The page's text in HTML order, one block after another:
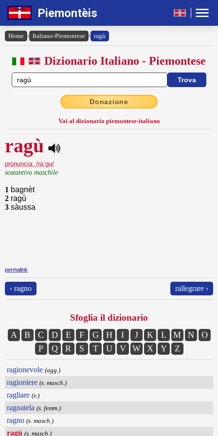
Piemontèis
Home › Italiano-Piemontese › ragù
Dizionario Italiano - Piemontese
Donazione
Vai al dizionario piemontese-italiano
ragù
pronuncia: /raˈgu/
sostantivo maschile
1 bagnèt
2 ragù
3 sàussa
permalink
‹ ragno rallegrare ›
Sfoglia il dizionario
A B C D E F G H I J K L M N
O
P
Q R S T U V W X Y Z
ragionevole (agg.)
ragioniere (s. masch.)
ragliare (v.)
ragnatela (s. femm.)
ragno (s. masch.)
ragù (s. masch.)